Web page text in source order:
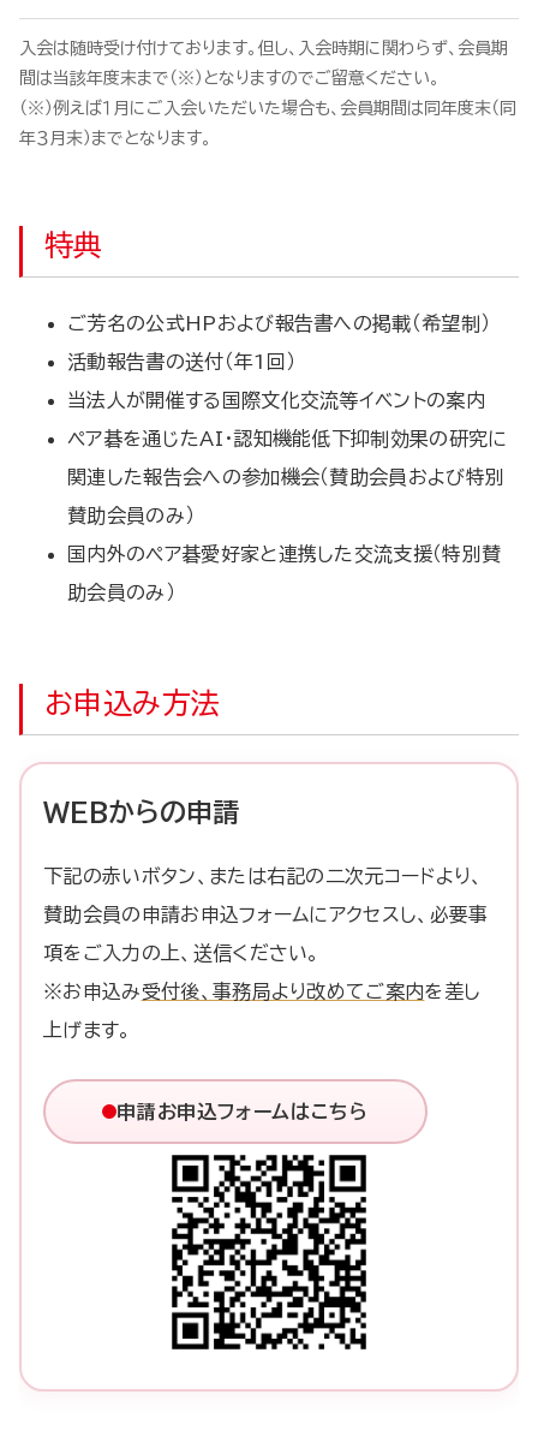
入会は随時受け付けております。但し、入会時期に関わらず、会員期
間は当該年度末まで（※）となりますのでご留意ください。
（※）例えば１月にご入会いただいた場合も、会員期間は同年度末（同
年３月末）までとなります。
特典
ご芳名の公式HPおよび報告書への掲載（希望制）
活動報告書の送付（年1回）
当法人が開催する国際文化交流等イベントの案内
ペア碁を通じたAI・認知機能低下抑制効果の研究に
関連した報告会への参加機会（賛助会員および特別
賛助会員のみ）
国内外のペア碁愛好家と連携した交流支援（特別賛
助会員のみ）
お申込み方法
WEBからの申請
下記の赤いボタン、または右記の二次元コードより、
賛助会員の申請お申込フォームにアクセスし、必要事
項をご入力の上、送信ください。
※お申込み受付後、事務局より改めてご案内を差し
上げます。
申請お申込フォームはこちら